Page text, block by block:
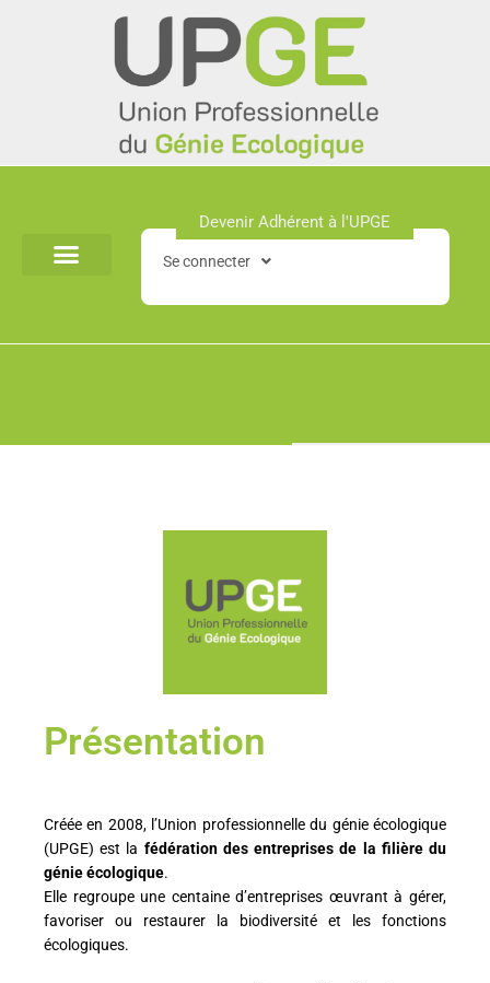
Devenir Adhérent à l'UPGE​
Se connecter
Présentation
Créée en 2008, l’Union professionnelle du génie écologique
(UPGE) est la fédération des entreprises de la filière du
génie écologique.
Elle regroupe une centaine d’entreprises œuvrant à gérer,
favoriser ou restaurer la biodiversité et les fonctions
écologiques.